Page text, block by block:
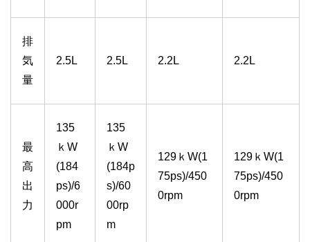
排
気
量
2.5L 2.5L 2.2L 2.2L
最
高
出
力
135
ｋW
(184
ps)/6
000r
pm
135
ｋW
(184p
s)/60
00rp
m
129ｋW(1
75ps)/450
0rpm
129ｋW(1
75ps)/450
0rpm